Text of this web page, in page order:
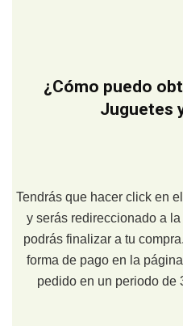
¿Cómo puedo
Juguetes
Tendrás que hacer click en
y serás redireccionado a
podrás finalizar a tu
forma de pago en la
pedido en un periodo de